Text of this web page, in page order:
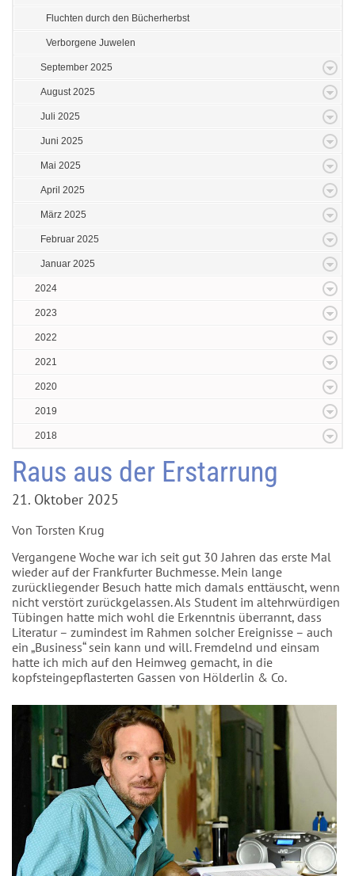
Fluchten durch den Bücherherbst
Verborgene Juwelen
September 2025
August 2025
Juli 2025
Juni 2025
Mai 2025
April 2025
März 2025
Februar 2025
Januar 2025
2024
2023
2022
2021
2020
2019
2018
Raus aus der Erstarrung
21. Oktober 2025
Von Torsten Krug
Vergangene Woche war ich seit gut 30 Jahren das erste Mal
wieder auf der Frankfurter Buchmesse. Mein lange
zurückliegender Besuch hatte mich damals enttäuscht, wenn
nicht verstört zurückgelassen. Als Student im altehrwürdigen
Tübingen hatte mich wohl die Erkenntnis überrannt, dass
Literatur – zumindest im Rahmen solcher Ereignisse – auch
ein „Business“ sein kann und will. Fremdelnd und einsam
hatte ich mich auf den Heimweg gemacht, in die
kopfsteingepflasterten Gassen von Hölderlin & Co.